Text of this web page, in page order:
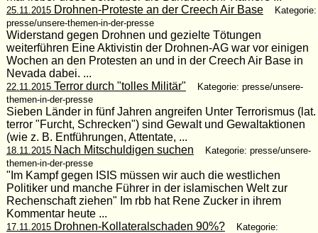
25.11.2015Drohnen-Proteste an der Creech Air Base
Kategorie:
presse/unsere-themen-in-der-presse
Widerstand gegen Drohnen und gezielte Tötungen
weiterführen Eine Aktivistin der Drohnen-AG war vor einigen
Wochen an den Protesten an und in der Creech Air Base in
Nevada dabei. ...
22.11.2015Terror durch "tolles Militär"
Kategorie: presse/unsere-
themen-in-der-presse
Sieben Länder in fünf Jahren angreifen Unter Terrorismus (lat.
terror "Furcht, Schrecken") sind Gewalt und Gewaltaktionen
(wie z. B. Entführungen, Attentate, ...
18.11.2015Nach Mitschuldigen suchen
Kategorie: presse/unsere-
themen-in-der-presse
"Im Kampf gegen ISIS müssen wir auch die westlichen
Politiker und manche Führer in der islamischen Welt zur
Rechenschaft ziehen" Im rbb hat Rene Zucker in ihrem
Kommentar heute ...
17.11.2015Drohnen-Kollateralschaden 90%?
Kategorie: